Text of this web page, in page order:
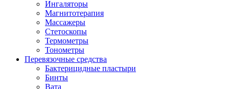
Ингаляторы
Магнитотерапия
Массажеры
Стетоскопы
Термометры
Тонометры
Перевязочные средства
Бактерицидные пластыри
Бинты
Вата